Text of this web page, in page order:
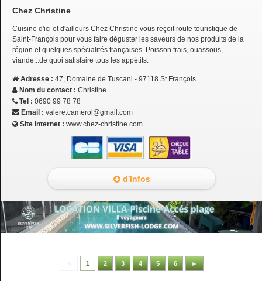
Chez Christine
Cuisine d'ici et d'ailleurs Chez Christine vous reçoit route touristique de
Saint-François pour vous faire déguster les saveurs de nos produits de la
région et quelques spécialités françaises. Poisson frais, ouassous,
viande...de quoi satisfaire tous les appétits.
Adresse : 47, Domaine de Tuscani - 97118 St François
Nom du contact : Christine
Tel : 0690 99 78 78
Email : valere.camerol@gmail.com
Site internet : www.chez-christine.com
d'infos
1 2 3 4 5 6 ►